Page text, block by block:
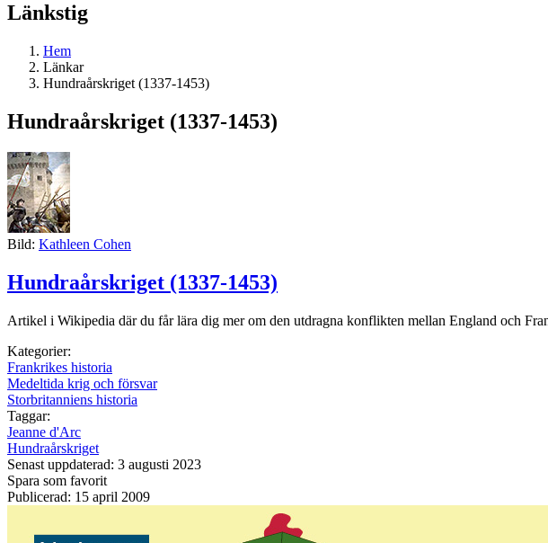
Länkstig
Hem
Länkar
Hundraårskriget (1337-1453)
Hundraårskriget (1337-1453)
Bild: Kathleen Cohen
Hundraårskriget (1337-1453)
Artikel i Wikipedia där du får lära dig mer om den utdragna konflikten mellan England och
Kategorier:
Frankrikes historia
Medeltida krig och försvar
Storbritanniens historia
Taggar:
Jeanne d'Arc
Hundraårskriget
Senast uppdaterad: 3 augusti 2023
Spara som favorit
Publicerad: 15 april 2009